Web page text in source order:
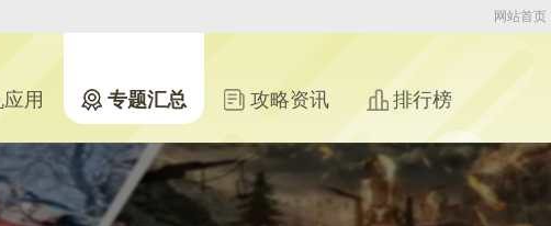
网站首页
用 专题汇总 攻略资讯 排行榜